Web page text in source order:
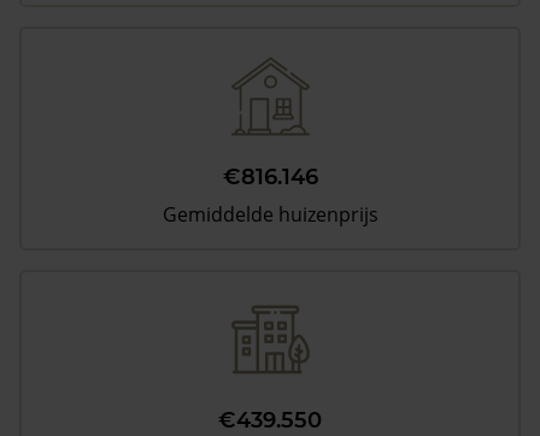
€816.146
Gemiddelde huizenprijs
€439.550